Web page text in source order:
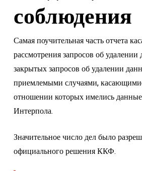
соблюдения
Самая поучительная часть отчета
рассмотрения запросов об
закрытых запросов об удалении
приемлемыми случаями,
отношении которых имелись
Интерпола.
Значительное число дел было
официального решения ККФ.